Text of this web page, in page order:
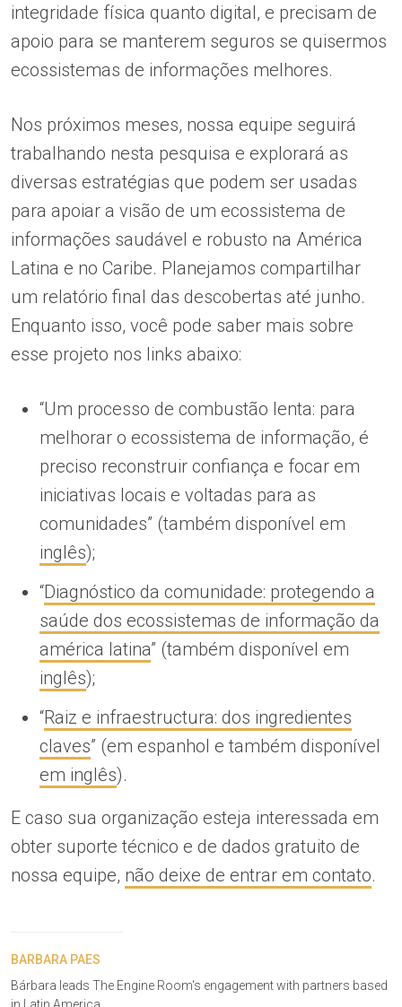
integridade física quanto digital, e precisam de
apoio para se manterem seguros se quisermos
ecossistemas de informações melhores.
Nos próximos meses, nossa equipe seguirá
trabalhando nesta pesquisa e explorará as
diversas estratégias que podem ser usadas
para apoiar a visão de um ecossistema de
informações saudável e robusto na América
Latina e no Caribe. Planejamos compartilhar
um relatório final das descobertas até junho.
Enquanto isso, você pode saber mais sobre
esse projeto nos links abaixo:
“Um processo de combustão lenta: para
melhorar o ecossistema de informação, é
preciso reconstruir confiança e focar em
iniciativas locais e voltadas para as
comunidades” (também disponível em
inglês);
“Diagnóstico da comunidade: protegendo a
saúde dos ecossistemas de informação da
américa latina” (também disponível em
inglês);
“Raiz e infraestructura: dos ingredientes
claves” (em espanhol e também disponível
em inglês).
E caso sua organização esteja interessada em
obter suporte técnico e de dados gratuito de
nossa equipe, não deixe de entrar em contato.
BARBARA PAES
Bárbara leads The Engine Room's engagement with partners based